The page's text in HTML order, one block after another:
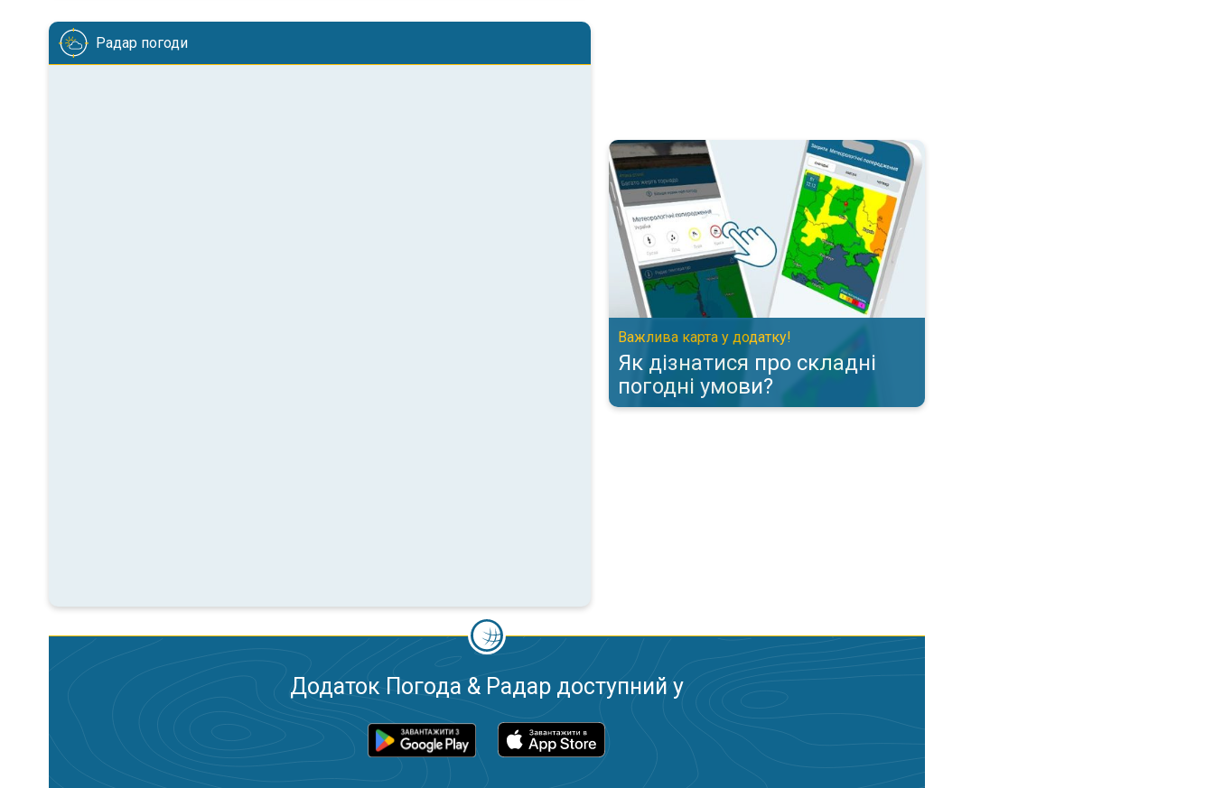
Радар погоди
Як дізнатися про складні погодні умови?. Важлива карта у додатку!. . .
Важлива карта у додатку!
Як дізнатися про складні
погодні умови?
Додаток Погода & Радар доступний у